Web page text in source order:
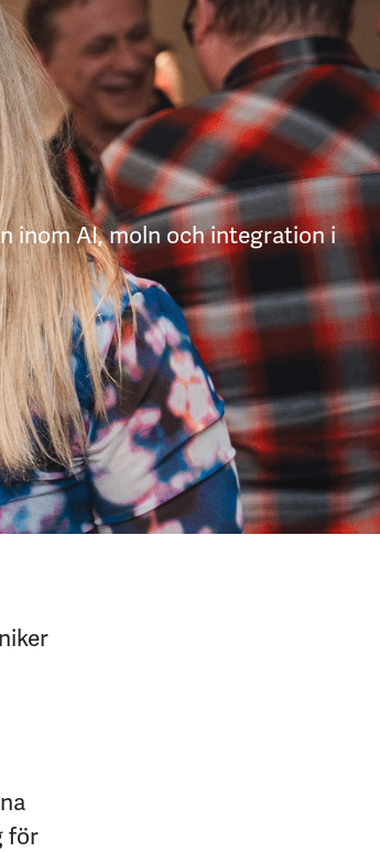
inom AI, moln och integration i
för